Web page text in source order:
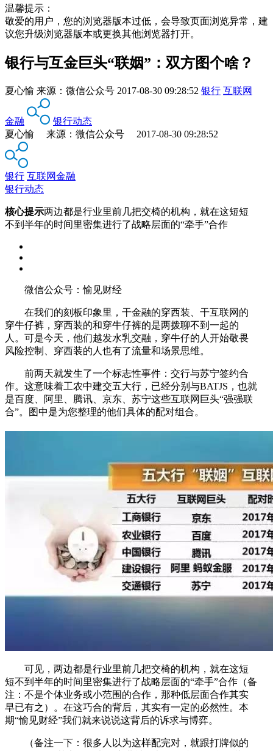
温馨提示：
敬爱的用户，您的浏览器版本过低，会导致页面浏览异常，建
议您升级浏览器版本或更换其他浏览器打开。
银行与互金巨头“联姻”：双方图个啥？
夏心愉 来源： 微信公众号 2017-08-30 09:28:52 银行 互联网
金融
银行动态
夏心愉 来源：微信公众号 2017-08-30 09:28:52
银行 互联网金融
银行动态
核心提示两边都是行业里前几把交椅的机构，就在这短短
不到半年的时间里密集进行了战略层面的“牵手”合作
微信公众号：愉见财经
在我们的刻板印象里，干金融的穿西装、干互联网的
穿牛仔裤，穿西装的和穿牛仔裤的是两拨聊不到一起的
人。可是今天，他们越发水乳交融，穿牛仔的人开始敬畏
风险控制、穿西装的人也有了流量和场景思维。
前两天就发生了一个标志性事件：交行与苏宁签约合
作。这意味着工农中建交五大行，已经分别与BATJS，也就
是百度、阿里、腾讯、京东、苏宁这些互联网巨头“强强联
合”。图中是为您整理的他们具体的配对组合。
可见，两边都是行业里前几把交椅的机构，就在这短
短不到半年的时间里密集进行了战略层面的“牵手”合作（备
注：不是个体业务或小范围的合作，那种低层面合作其实
早已有之）。在这巧合的背后，其实有一定的必然性。本
期“愉见财经”我们就来说说这背后的诉求与博弈。
（备注一下：很多人以为这样配完对，就跟打牌似的